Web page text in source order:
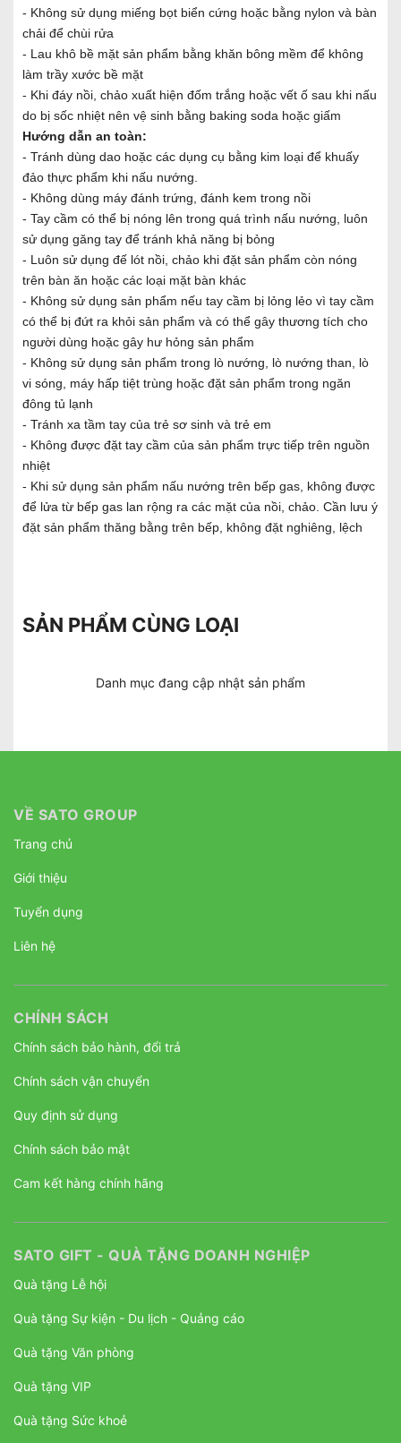
- Không sử dụng miếng bọt biển cứng hoặc bằng nylon và bàn
chải để chùi rửa
- Lau khô bề mặt sản phẩm bằng khăn bông mềm để không
làm trầy xước bề mặt
- Khi đáy nồi, chảo xuất hiện đốm trắng hoặc vết ố sau khi nấu
do bị sốc nhiệt nên vệ sinh bằng baking soda hoặc giấm
Hướng dẫn an toàn:
- Tránh dùng dao hoặc các dụng cụ bằng kim loại để khuấy
đảo thực phẩm khi nấu nướng.
- Không dùng máy đánh trứng, đánh kem trong nồi
- Tay cầm có thể bị nóng lên trong quá trình nấu nướng, luôn
sử dụng găng tay để tránh khả năng bị bỏng
- Luôn sử dụng đế lót nồi, chảo khi đặt sản phẩm còn nóng
trên bàn ăn hoặc các loại mặt bàn khác
- Không sử dụng sản phẩm nếu tay cầm bị lỏng lẻo vì tay cầm
có thể bị đứt ra khỏi sản phẩm và có thể gây thương tích cho
người dùng hoặc gây hư hỏng sản phẩm
- Không sử dụng sản phẩm trong lò nướng, lò nướng than, lò
vi sóng, máy hấp tiệt trùng hoặc đặt sản phẩm trong ngăn
đông tủ lạnh
- Tránh xa tầm tay của trẻ sơ sinh và trẻ em
- Không được đặt tay cầm của sản phẩm trực tiếp trên nguồn
nhiệt
- Khi sử dụng sản phẩm nấu nướng trên bếp gas, không được
để lửa từ bếp gas lan rộng ra các mặt của nồi, chảo. Cần lưu ý
đặt sản phẩm thăng bằng trên bếp, không đặt nghiêng, lệch
SẢN PHẨM CÙNG LOẠI
Danh mục đang cập nhật sản phẩm
VỀ SATO GROUP
Trang chủ
Giới thiệu
Tuyển dụng
Liên hệ
CHÍNH SÁCH
Chính sách bảo hành, đổi trả
Chính sách vận chuyển
Quy định sử dụng
Chính sách bảo mật
Cam kết hàng chính hãng
SATO GIFT - QUÀ TẶNG DOANH NGHIỆP
Quà tặng Lễ hội
Quà tặng Sự kiện - Du lịch - Quảng cáo
Quà tặng Văn phòng
Quà tặng VIP
Quà tặng Sức khoẻ